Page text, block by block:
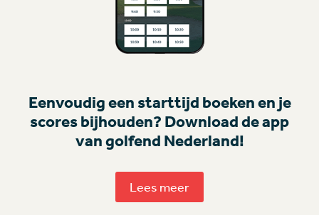
Eenvoudig een starttijd boeken en je
scores bijhouden? Download de app
van golfend Nederland!
Lees meer